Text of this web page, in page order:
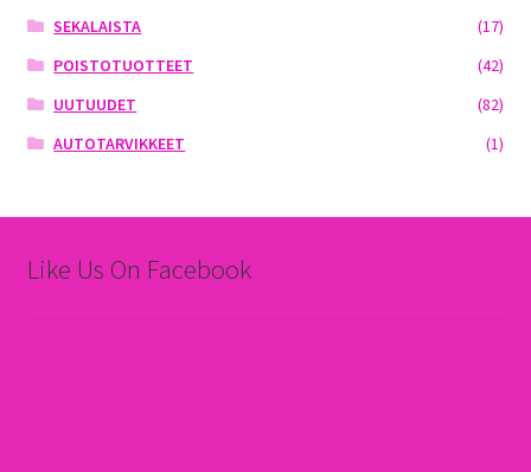
SEKALAISTA
(17)
POISTOTUOTTEET
(42)
UUTUUDET
(82)
AUTOTARVIKKEET
(1)
Like Us On Facebook